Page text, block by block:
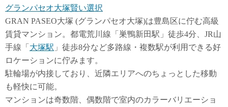
グランパセオ大塚賢い選択
GRAN PASEO大塚 (グランパセオ大塚)は豊島区に佇む高級
賃貸マンション。都電荒川線「巣鴨新田駅」徒歩4分、JR山
手線「 大塚駅 」徒歩8分など多路線・複数駅が利用できる好
ロケーションに佇みます。
駐輪場が内接しており、近隣エリアへのちょっとした移動
も軽快に可能。
マンションは奇数階、偶数階で室内のカラーバリエーショ